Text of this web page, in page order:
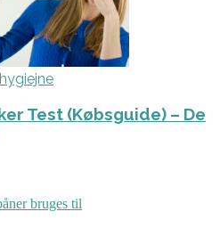
Test (Købsguide) – De